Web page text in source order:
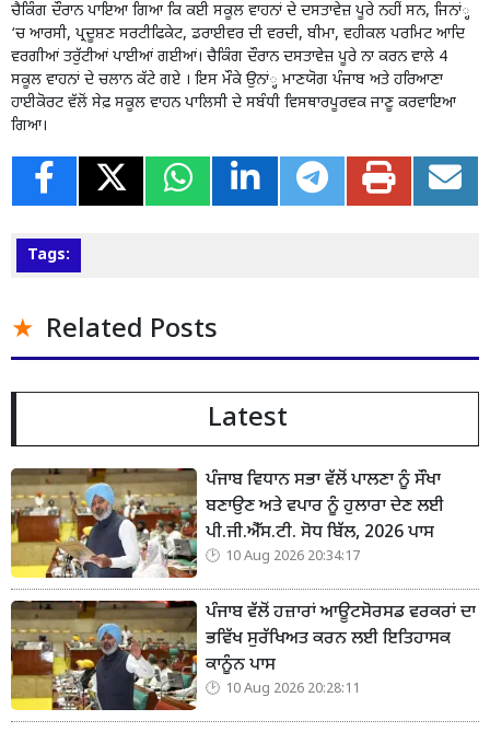
ਚੈਕਿੰਗ ਦੌਰਾਨ ਪਾਇਆ ਗਿਆ ਕਿ ਕਈ ਸਕੂਲ ਵਾਹਨਾਂ ਦੇ ਦਸਤਾਵੇਜ਼ ਪੂਰੇ ਨਹੀਂ ਸਨ, ਜਿਨਾਂ੍ਹ
‘ਚ ਆਰਸੀ, ਪ੍ਰਦੂਸ਼ਣ ਸਰਟੀਫਿਕੇਟ, ਡਰਾਈਵਰ ਦੀ ਵਰਦੀ, ਬੀਮਾ, ਵਹੀਕਲ ਪਰਮਿਟ ਆਦਿ
ਵਰਗੀਆਂ ਤਰੁੱਟੀਆਂ ਪਾਈਆਂ ਗਈਆਂ। ਚੈਕਿੰਗ ਦੌਰਾਨ ਦਸਤਾਵੇਜ਼ ਪੂਰੇ ਨਾ ਕਰਨ ਵਾਲੇ 4
ਸਕੂਲ ਵਾਹਨਾਂ ਦੇ ਚਲਾਨ ਕੱਟੇ ਗਏ । ਇਸ ਮੌਕੇ ਉਨਾਂ੍ਹ ਮਾਣਯੋਗ ਪੰਜਾਬ ਅਤੇ ਹਰਿਆਣਾ
ਹਾਈਕੋਰਟ ਵੱਲੋਂ ਸੇਫ਼ ਸਕੂਲ ਵਾਹਨ ਪਾਲਿਸੀ ਦੇ ਸਬੰਧੀ ਵਿਸਥਾਰਪੂਰਵਕ ਜਾਣੂ ਕਰਵਾਇਆ
ਗਿਆ।
Tags:
Related Posts
Latest
ਪੰਜਾਬ ਵਿਧਾਨ ਸਭਾ ਵੱਲੋਂ ਪਾਲਣਾ ਨੂੰ ਸੌਖਾ
ਬਣਾਉਣ ਅਤੇ ਵਪਾਰ ਨੂੰ ਹੁਲਾਰਾ ਦੇਣ ਲਈ
ਪੀ.ਜੀ.ਐੱਸ.ਟੀ. ਸੋਧ ਬਿੱਲ, 2026 ਪਾਸ
10 Aug 2026 20:34:17
ਪੰਜਾਬ ਵੱਲੋਂ ਹਜ਼ਾਰਾਂ ਆਊਟਸੋਰਸਡ ਵਰਕਰਾਂ ਦਾ
ਭਵਿੱਖ ਸੁਰੱਖਿਅਤ ਕਰਨ ਲਈ ਇਤਿਹਾਸਕ
ਕਾਨੂੰਨ ਪਾਸ
10 Aug 2026 20:28:11